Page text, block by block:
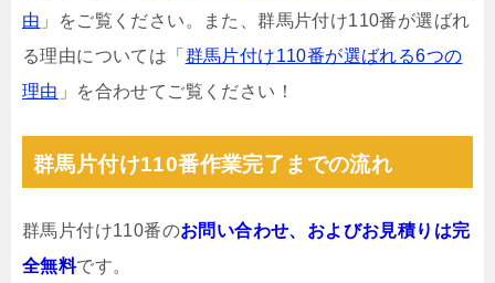
由 」をご覧ください。また、群馬片付け110番が選ばれ
る理由については「 群馬片付け110番が選ばれる6つの
理由 」を合わせてご覧ください！
群馬片付け110番作業完了までの流れ
群馬片付け110番のお問い合わせ、およびお見積りは完
全無料です。